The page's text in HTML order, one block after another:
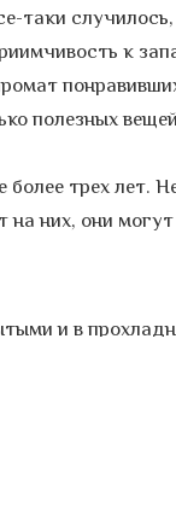
таки
к
полезных
трех лет.
на них, они
и в